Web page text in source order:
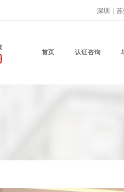
深圳 |
首页 认证咨询